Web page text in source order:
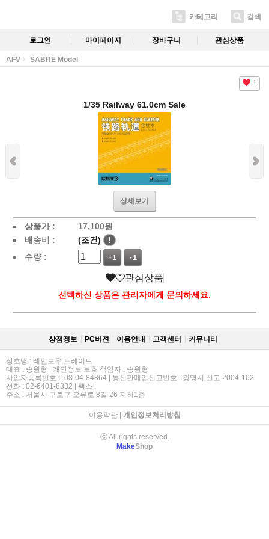
카테고리 검색
로그인 마이페이지 장바구니 관심상품
AFV SABRE Model
1
1/35 Railway 61.0cm Sale
상세보기
상품가 : 17,100원
배송비 :
(조건)
!
수량 :
+1 -1
관심상품
선택하신 상품은 관리자에게 문의하세요.
상점정보 PC버젼 이용안내 고객센터 커뮤니티
상호명 : 레인보우 트레이드
대표 : 송원형 | 개인정보 보호 책임자 : 송원형
사업자등록번호 :108-04-84864 | 통신판매업신고번호 : 광명시 신고 2004-102
전화 : 02-6401-8332 | 팩스 :
주소 : 서울시 구로구 오류로 8길 26 지하1층
이용약관| 개인정보처리방침
ⓒ All rights reserved.
MakeShop